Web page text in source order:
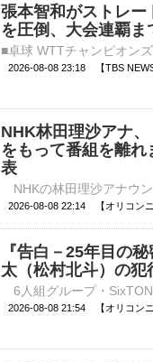
張本智和がストレ
を圧倒、大会連覇ま
2026-08-08 23:18 【TBS NEWS
NHK林田理沙アナ
をもって番組を離
表
2026-08-08 22:14 【オリコンニ
『告白－25年目の
太（松村北斗）の犯
2026-08-08 21:54 【オリコンニ